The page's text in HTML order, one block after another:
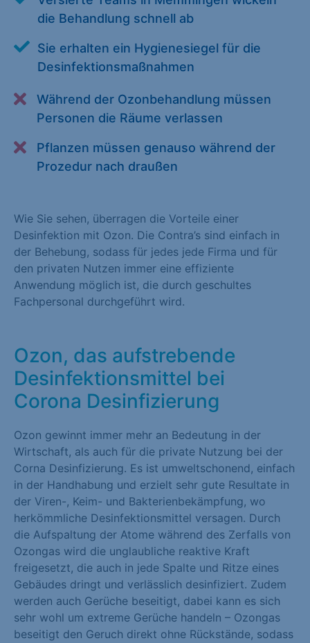
die Behandlung schnell ab
Sie erhalten ein Hygienesiegel für die
Desinfektionsmaßnahmen
Während der Ozonbehandlung müssen
Personen die Räume verlassen
Pflanzen müssen genauso während der
Prozedur nach draußen
Wie Sie sehen, überragen die Vorteile einer
Desinfektion mit Ozon. Die Contra’s sind einfach in
der Behebung, sodass für jedes jede Firma und für
den privaten Nutzen immer eine effiziente
Anwendung möglich ist, die durch geschultes
Fachpersonal durchgeführt wird.
Ozon, das aufstrebende
Desinfektionsmittel bei
Corona Desinfizierung
Ozon gewinnt immer mehr an Bedeutung in der
Wirtschaft, als auch für die private Nutzung bei der
Corna Desinfizierung. Es ist umweltschonend, einfach
in der Handhabung und erzielt sehr gute Resultate in
der Viren-, Keim- und Bakterienbekämpfung, wo
herkömmliche Desinfektionsmittel versagen. Durch
die Aufspaltung der Atome während des Zerfalls von
Ozongas wird die unglaubliche reaktive Kraft
freigesetzt, die auch in jede Spalte und Ritze eines
Gebäudes dringt und verlässlich desinfiziert. Zudem
werden auch Gerüche beseitigt, dabei kann es sich
sehr wohl um extreme Gerüche handeln – Ozongas
beseitigt den Geruch direkt ohne Rückstände, sodass
Alle akzeptieren Speichern
Zurück
Essenzielle Cookies ermöglichen grundlegende Funktionen und
sind für die einwandfreie Funktion der Website erforderlich.
Cookie-Informationen anzeigen
Informationen helfen uns zu verstehen, wie unsere Besucher
unsere Website nutzen. Statistik Cookies erfassen Informationen
anonym. Diese Informationen helfen uns zu verstehen, wie
unsere Besucher unsere Website nutzen.
Cookie-Informationen anzeigen
Marketing-Cookies werden von Drittanbietern oder Publishern
verwendet, um personalisierte Werbung anzuzeigen. Sie tun
dies, indem sie Besucher über Websites hinweg verfolgen.
Cookie-Informationen anzeigen
Externe Medien (1)
Inhalte von Videoplattformen und Social-Media-Plattformen
werden standardmäßig blockiert. Wenn Cookies von externen
Medien akzeptiert werden, bedarf der Zugriff auf diese Inhalte
keiner manuellen Einwilligung mehr.
Cookie-Informationen anzeigen
Datenschutzerklärung Impressum